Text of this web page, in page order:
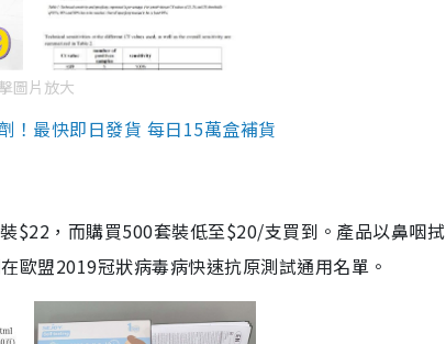
圖片放大
！最快即日發貨 每日15萬盒補貨
$22，而購買500套裝低至$20/支買到。產品以鼻咽
歐盟2019冠狀病毒病快速抗原測試通用名單。